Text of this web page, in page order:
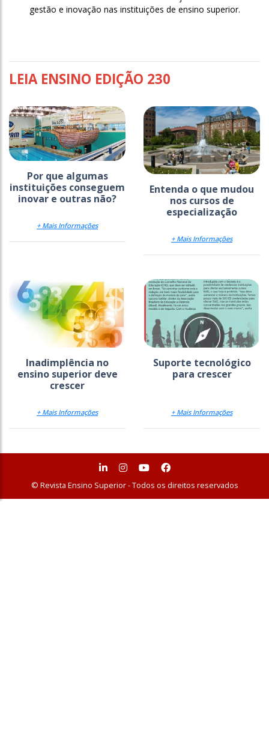
gestão e inovação nas instituições de ensino superior.
LEIA ENSINO EDIÇÃO 230
Por que algumas
instituições conseguem
inovar e outras não?
+ Mais Informações
Entenda o que mudou
nos cursos de
especialização
+ Mais Informações
Inadimplência no
ensino superior deve
crescer
+ Mais Informações
Suporte tecnológico
para crescer
+ Mais Informações
© Revista Ensino Superior - Todos os direitos reservados